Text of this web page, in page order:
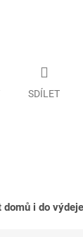
SDÍLET
domů i do